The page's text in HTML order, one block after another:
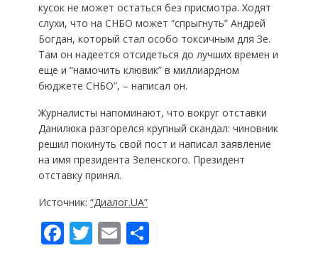
кусок не может остаться без присмотра. Ходят
слухи, что на СНБО может “спрыгнуть” Андрей
Богдан, который стал особо токсичным для Зе.
Там он надеется отсидеться до лучших времен и
еще и “намочить клювик” в миллиардном
бюджете СНБО”, – написал он.
Журналисты напоминают, что вокруг отставки
Данилюка разгорелся крупный скандал: чиновник
решил покинуть свой пост и написал заявление
на имя президента Зеленского. Президент
отставку принял.
Источник: “Диалог.UA”
F T E П